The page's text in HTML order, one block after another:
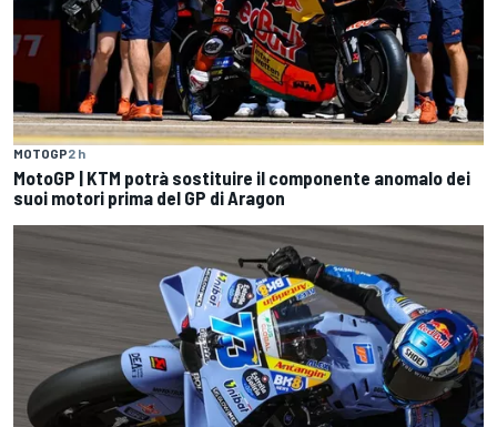
MOTOGP2 h
MotoGP | KTM potrà sostituire il componente anomalo dei
suoi motori prima del GP di Aragon